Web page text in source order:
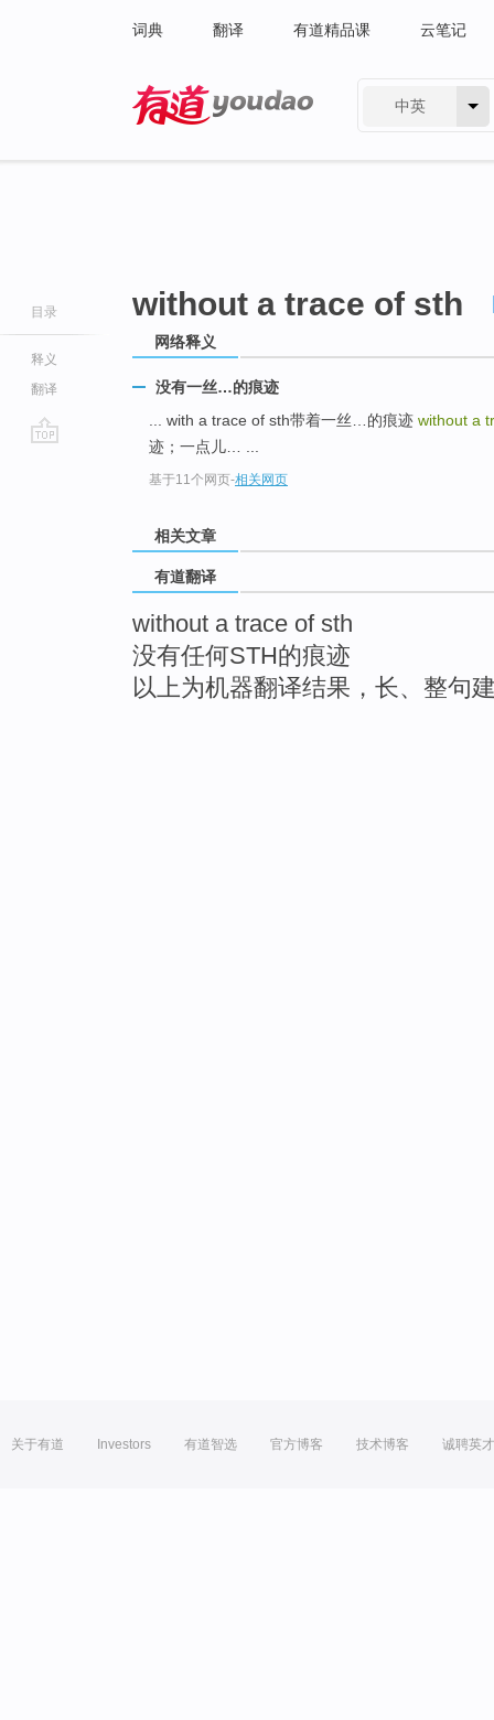
词典 翻译 有道精品课 云笔记
中英
目录
释义
翻译
without a trace of sth
网络释义
没有一丝…的痕迹
... with a trace of sth带着一丝…的痕迹 without a
迹；一点儿… ...
基于11个网页-相关网页
相关文章
有道翻译
without a trace of sth
没有任何STH的痕迹
以上为机器翻译结果，长、整句
关于有道 Investors 有道智选 官方博客 技术博客 诚聘英才